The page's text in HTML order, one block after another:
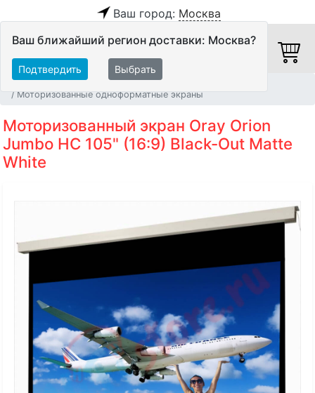
Ваш город: Москва
Ваш ближайший регион доставки: Москва?
Подтвердить Выбрать
Моторизованные одноформатные экраны
Моторизованный экран Oray Orion
Jumbo HC 105" (16:9) Black-Out Matte
White